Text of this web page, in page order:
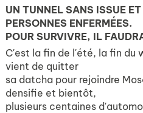
UN TUNNEL SANS ISSUE
PERSONNES ENFERMÉES.
POUR SURVIVRE, IL
C'est la fin de l'été, la fin du
vient de quitter
sa datcha pour rejoindre
densifie et bientôt,
plusieurs centaines